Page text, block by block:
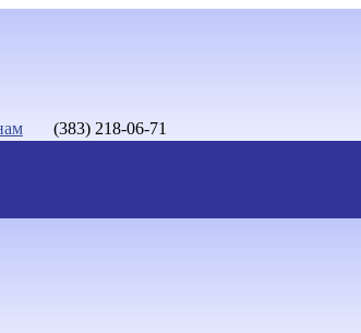
(383) 218-06-71